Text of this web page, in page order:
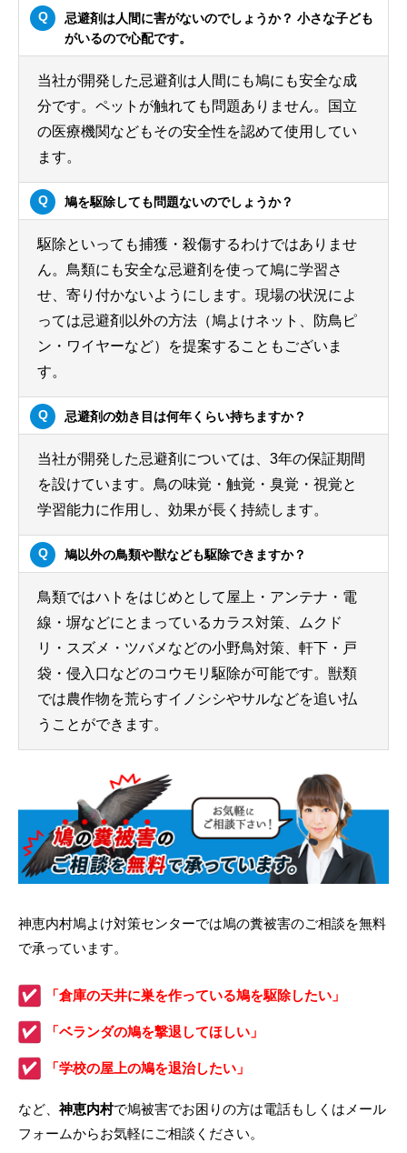
忌避剤は人間に害がないのでしょうか？ 小さな子ども
がいるので心配です。
当社が開発した忌避剤は人間にも鳩にも安全な成
分です。ペットが触れても問題ありません。国立
の医療機関などもその安全性を認めて使用してい
ます。
鳩を駆除しても問題ないのでしょうか？
駆除といっても捕獲・殺傷するわけではありませ
ん。鳥類にも安全な忌避剤を使って鳩に学習さ
せ、寄り付かないようにします。現場の状況によ
っては忌避剤以外の方法（鳩よけネット、防鳥ピ
ン・ワイヤーなど）を提案することもございま
す。
忌避剤の効き目は何年くらい持ちますか？
当社が開発した忌避剤については、3年の保証期間
を設けています。鳥の味覚・触覚・臭覚・視覚と
学習能力に作用し、効果が長く持続します。
鳩以外の鳥類や獣なども駆除できますか？
鳥類ではハトをはじめとして屋上・アンテナ・電
線・塀などにとまっているカラス対策、ムクド
リ・スズメ・ツバメなどの小野鳥対策、軒下・戸
袋・侵入口などのコウモリ駆除が可能です。獣類
では農作物を荒らすイノシシやサルなどを追い払
うことができます。
神恵内村鳩よけ対策センターでは鳩の糞被害のご相談を無料
で承っています。
「倉庫の天井に巣を作っている鳩を駆除したい」
「ベランダの鳩を撃退してほしい」
「学校の屋上の鳩を退治したい」
など、 神恵内村で鳩被害でお困りの方は電話もしくはメール
フォームからお気軽にご相談ください。